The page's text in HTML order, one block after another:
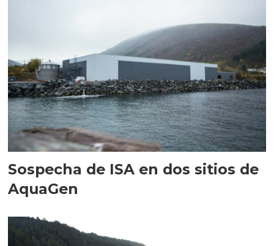
Sospecha de ISA en dos sitios de
AquaGen